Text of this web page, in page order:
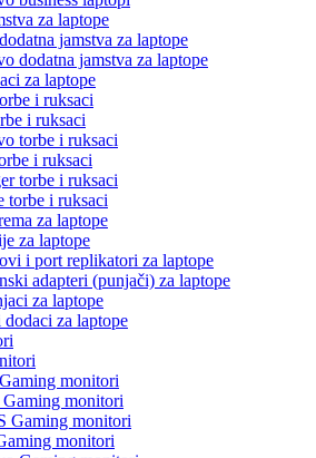
za laptope
jamstva za laptope
dodatna jamstva za laptope
za laptope
i ruksaci
i ruksaci
torbe i ruksaci
i ruksaci
torbe i ruksaci
torbe i ruksaci
za laptope
za laptope
i port replikatori za laptope
adapteri (punjači) za laptope
za laptope
dodaci za laptope
monitori
monitori
Gaming monitori
monitori